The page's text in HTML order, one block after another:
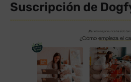
Suscripción de